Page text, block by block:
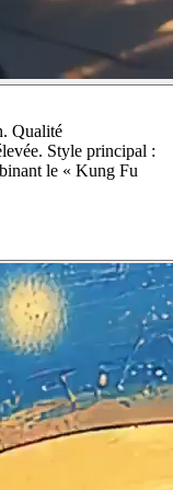
Qualité
Style principal :
le « Kung Fu